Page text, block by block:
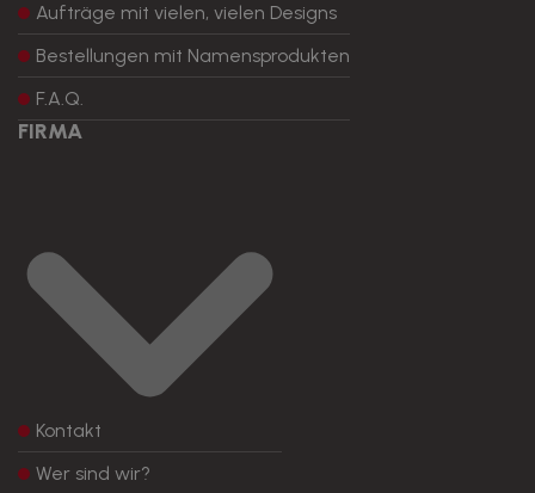
Aufträge mit vielen, vielen Designs
Bestellungen mit Namensprodukten
F.A.Q.
FIRMA
Kontakt
Wer sind wir?